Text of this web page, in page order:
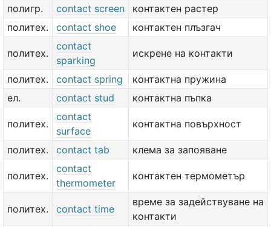
полигр.
contact screen
контактен растер
политех.
contact shoe контактен плъзгач
политех.
contact
sparking
искрене на контакти
политех. contact spring
контактна пружина
ел.
contact stud контактна пъпка
политех.
contact
surface
контактна повърхност
политех. contact tab клема за запояване
политех.
contact
thermometer
контактен термометър
политех. contact time
време за задействуване на
контакти